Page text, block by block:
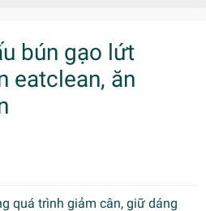
bún gạo lứt
eatclean, ăn
quá trình giảm cân, giữ dáng